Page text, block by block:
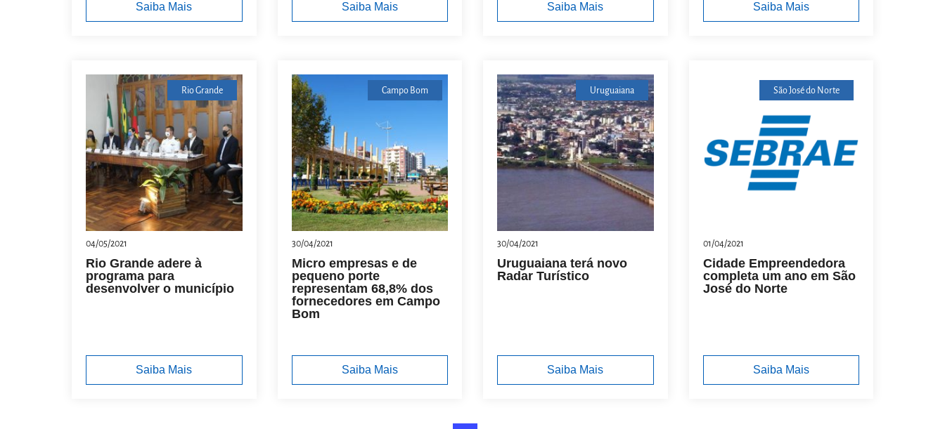
Saiba Mais Saiba Mais Saiba Mais Saiba Mais
Rio Grande
04/05/2021
Rio Grande adere à
programa para
desenvolver o município
Saiba Mais
Campo Bom
30/04/2021
Micro empresas e de
pequeno porte
representam 68,8% dos
fornecedores em Campo
Bom
Saiba Mais
Uruguaiana
30/04/2021
Uruguaiana terá novo
Radar Turístico
Saiba Mais
São José do Norte
01/04/2021
Cidade Empreendedora
completa um ano em São
José do Norte
Saiba Mais